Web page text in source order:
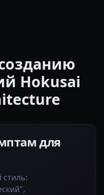
Hokusai
для
стиль: